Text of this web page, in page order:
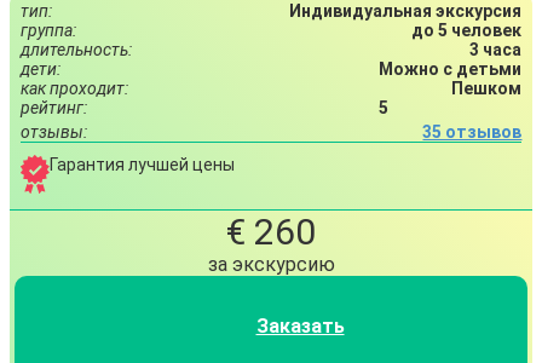
тип:
Индивидуальная экскурсия
группа:
до 5 человек
длительность:
3 часа
дети:
Можно с детьми
как проходит:
Пешком
рейтинг:
5
отзывы:
35 отзывов
Гарантия лучшей цены
€ 260
за экскурсию
Заказать